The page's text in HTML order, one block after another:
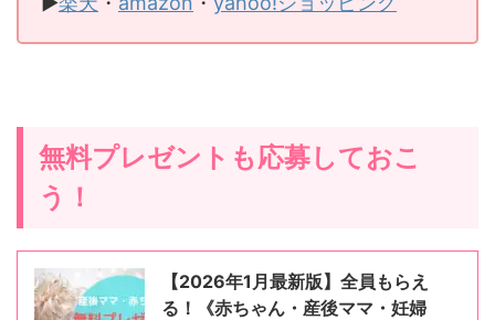
無料プレゼントも応募しておこ
う！
【2026年1月最新版】全員もらえ
る！《赤ちゃん・産後ママ・妊婦